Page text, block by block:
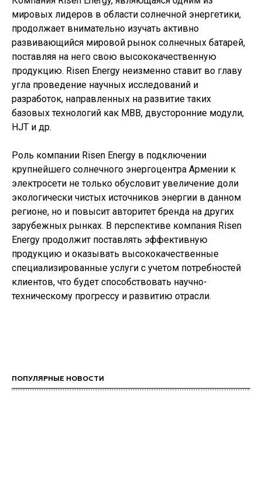
мировых лидеров в области солнечной энергетики,
продолжает внимательно изучать активно
развивающийся мировой рынок солнечных батарей,
поставляя на него свою высококачественную
продукцию. Risen Energy неизменно ставит во главу
угла проведение научных исследований и
разработок, направленных на развитие таких
базовых технологий как MBB, двусторонние модули,
HJT и др.
Роль компании Risen Energy в подключении
крупнейшего солнечного энергоцентра Армении к
электросети не только обусловит увеличение доли
экологически чистых источников энергии в данном
регионе, но и повысит авторитет бренда на других
зарубежных рынках. В перспективе компания Risen
Energy продолжит поставлять эффективную
продукцию и оказывать высококачественные
специализированные услуги с учетом потребностей
клиентов, что будет способствовать научно-
техническому прогрессу и развитию отрасли.
ПОПУЛЯРНЫЕ НОВОСТИ